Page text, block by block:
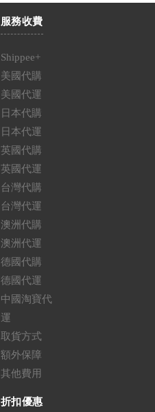
服務收費
Shippee+
美國代購
美國代運
日本代購
日本代運
英國代購
英國代運
台灣代購
台灣代運
澳洲代購
澳洲代運
德國代購
德國代運
中國淘寶代
運
取貨方式
額外保障
其他費用
折扣優惠